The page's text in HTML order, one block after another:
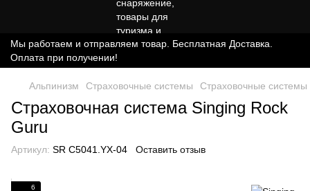
Мы работаем и отправляем товар. Бесплатная Доставка.
Оплата при получении!
Альпинизм Страховочные системы Страховочные системы
Страховочная система Singing Rock
Guru
Артикул: SR C5041.YX-04 Оставить отзыв
6